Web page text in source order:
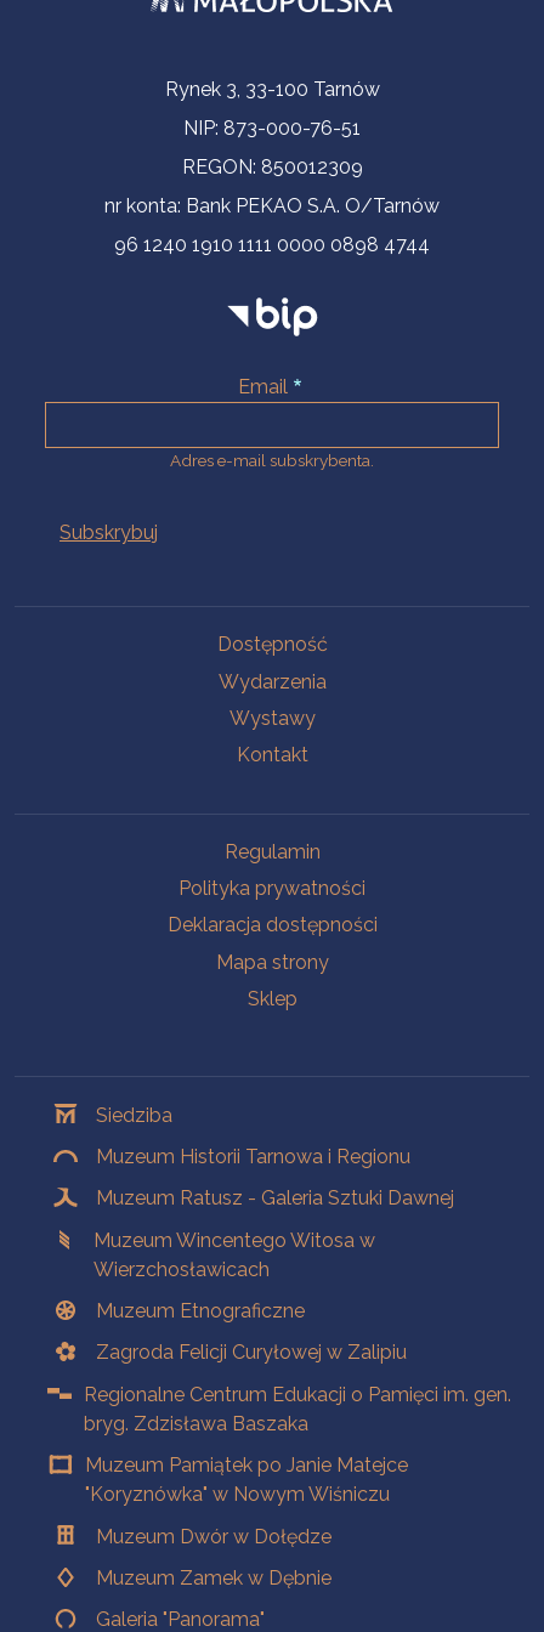
Informacje kontaktoweRynek 3, 33-100 Tarnów
NIP: 873-000-76-51
REGON: 850012309
nr konta: Bank PEKAO S.A. O/Tarnów
96 1240 1910 1111 0000 0898 4744
Email
Adres e-mail subskrybenta.
Dostępność
Wydarzenia
Wystawy
Kontakt
Regulamin
Polityka prywatności
Deklaracja dostępności
Mapa strony
Sklep
Siedziba
Muzeum Historii Tarnowa i Regionu
Muzeum Ratusz - Galeria Sztuki Dawnej
Muzeum Wincentego Witosa w
Wierzchosławicach
Muzeum Etnograficzne
Zagroda Felicji Curyłowej w Zalipiu
Regionalne Centrum Edukacji o Pamięci im. gen.
bryg. Zdzisława Baszaka
Muzeum Pamiątek po Janie Matejce
"Koryznówka" w Nowym Wiśniczu
Muzeum Dwór w Dołędze
Muzeum Zamek w Dębnie
Galeria "Panorama"